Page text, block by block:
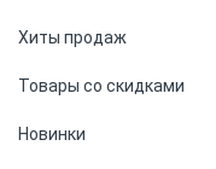
Хиты продаж
Товары со скидками
Новинки